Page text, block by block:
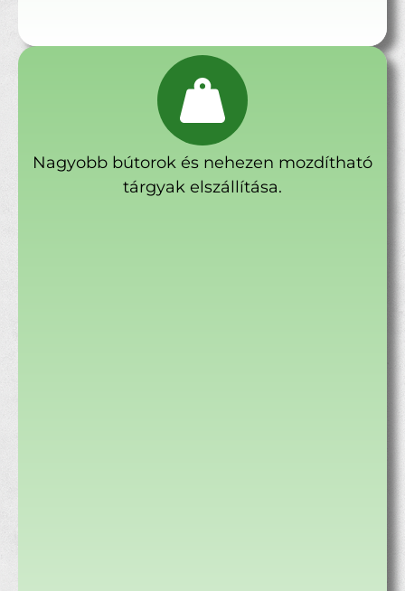
Nagyobb bútorok és nehezen mozdítható
tárgyak elszállítása.